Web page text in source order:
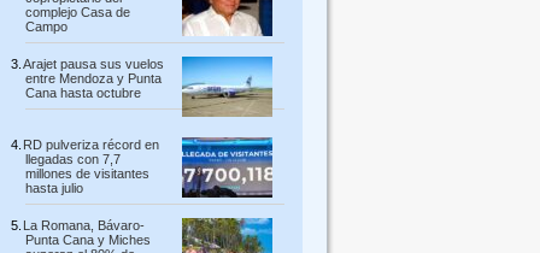
complejo Casa de
Campo
Arajet pausa sus vuelos
entre Mendoza y Punta
Cana hasta octubre
RD pulveriza récord en
llegadas con 7,7
millones de visitantes
hasta julio
La Romana, Bávaro-
Punta Cana y Miches